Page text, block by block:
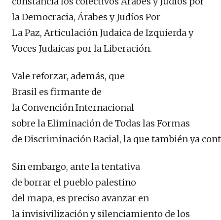
la Democracia, Árabes y Judíos Por
La Paz, Articulación Judaica de Izquierda y
Voces Judaicas por la Liberación.
Vale reforzar, además, que
Brasil es firmante de
la Convención Internacional
sobre la Eliminación de Todas las Formas
de Discriminación Racial, la que también ya
Sin embargo, ante la tentativa
de borrar el pueblo palestino
del mapa, es preciso avanzar en
la invisivilización y silenciamiento de los